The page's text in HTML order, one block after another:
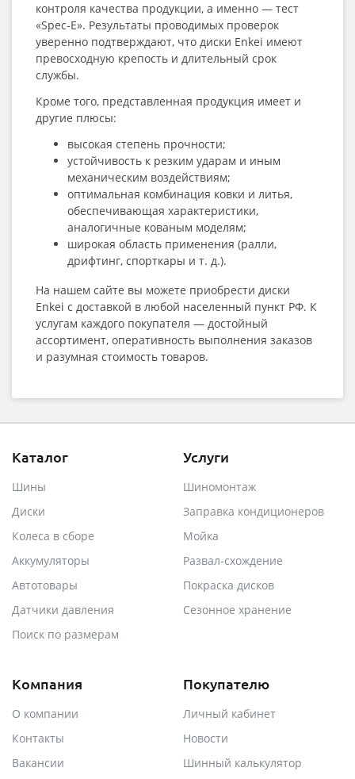
контроля качества продукции, а именно — тест
«Spec-E». Результаты проводимых проверок
уверенно подтверждают, что диски Enkei имеют
превосходную крепость и длительный срок
службы.
Кроме того, представленная продукция имеет и
другие плюсы:
высокая степень прочности;
устойчивость к резким ударам и иным
механическим воздействиям;
оптимальная комбинация ковки и литья,
обеспечивающая характеристики,
аналогичные кованым моделям;
широкая область применения (ралли,
дрифтинг, спорткары и т. д.).
На нашем сайте вы можете приобрести диски
Enkei с доставкой в любой населенный пункт РФ. К
услугам каждого покупателя — достойный
ассортимент, оперативность выполнения заказов
и разумная стоимость товаров.
Каталог
Шины
Диски
Колеса в сборе
Аккумуляторы
Автотовары
Датчики давления
Поиск по размерам
Услуги
Шиномонтаж
Заправка кондиционеров
Мойка
Развал-схождение
Покраска дисков
Сезонное хранение
Компания
О компании
Контакты
Вакансии
Покупателю
Личный кабинет
Новости
Шинный калькулятор